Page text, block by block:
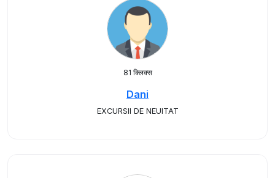
81 क्लिक्स
Dani
EXCURSII DE NEUITAT